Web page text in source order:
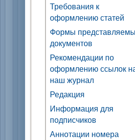
Требования к
оформлению статей
Формы
документов
Рекомендации по
оформлению ссылок
наш журнал
Редакция
Информация для
подписчиков
Аннотации номера